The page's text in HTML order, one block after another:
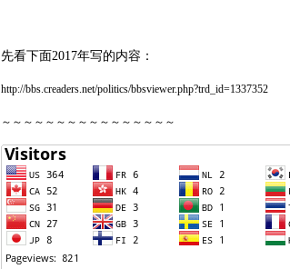
先看下面2017年写的内容：
http://bbs.creaders.net/politics/bbsviewer.php?trd_id=1337352
～～～～～～～～～～～～～～～～